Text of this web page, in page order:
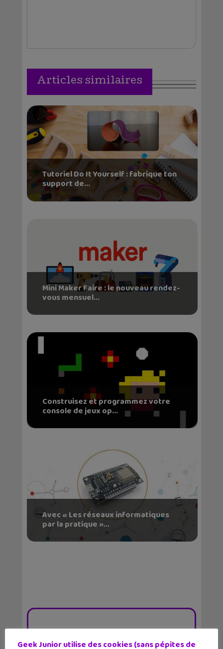
Articles similaires
Tutoriel Do It Yourself : fabrique ton
support de...
Mini Maker Faire : le nouveau rendez-
vous mensuel...
Construisez et programmez votre
console de jeux op...
Avec « Les réseaux informatiques
par la pratique »...
Geek Junior utilise des cookies (sans pépites de